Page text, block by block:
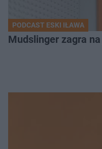
PODCAST ESKI IŁAWA
Mudslinger zagra